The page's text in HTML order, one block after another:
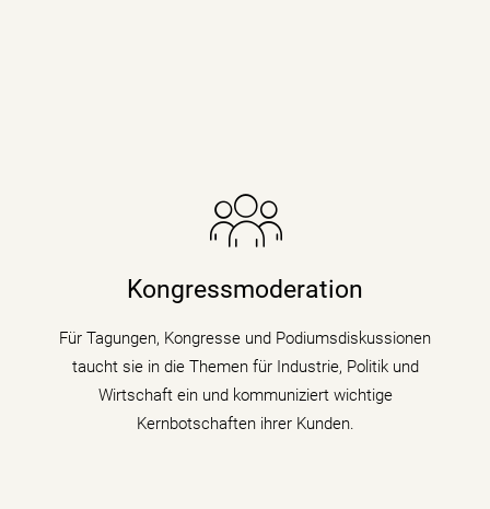
Kongressmoderation
Für Tagungen, Kongresse und Podiumsdiskussionen
taucht sie in die Themen für Industrie, Politik und
Wirtschaft ein und kommuniziert wichtige
Kernbotschaften ihrer Kunden.
Die Nachrichenjournalistin eröffnet Vorständen,
Ministern und Wirtschaftsgrößen die Bühne auf
Kongressen und Fachtagungen und füllt
Podiumsdiskussionen und Talks mit Kompetenz,
Charme und Lebendigkeit.
mehr erfahren